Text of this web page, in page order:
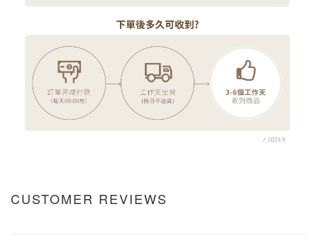
CUSTOMER REVIEWS